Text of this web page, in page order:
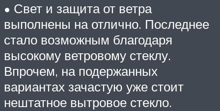
• Свет и защита от ветра
выполнены на отлично. Последнее
стало возможным благодаря
высокому ветровому стеклу.
Впрочем, на подержанных
вариантах зачастую уже стоит
нештатное вытровое стекло.